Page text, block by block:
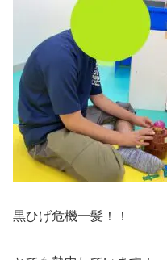
黒ひげ危機一髪！！